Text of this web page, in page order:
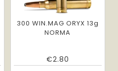
300 WIN.MAG ORYX 13g
NORMA
€2.80